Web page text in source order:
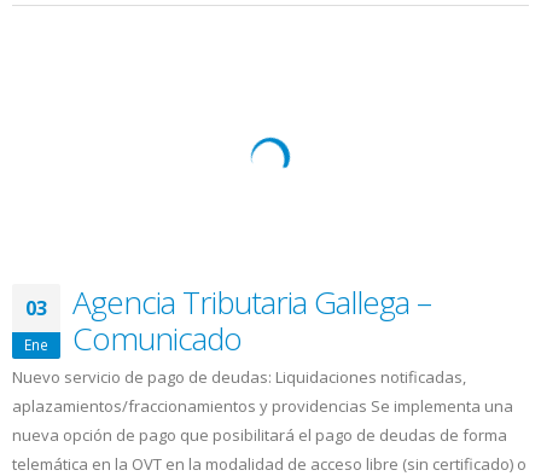
03
Ene
Agencia Tributaria Gallega –
Comunicado
Nuevo servicio de pago de deudas: Liquidaciones notificadas,
aplazamientos/fraccionamientos y providencias Se implementa una
nueva opción de pago que posibilitará el pago de deudas de forma
telemática en la OVT en la modalidad de acceso libre (sin certificado) o